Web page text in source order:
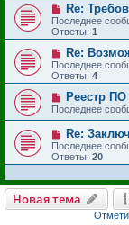
Re:
Последнее
Ответы: 1
Re:
Последнее
Ответы: 4
Реестр
Последнее
Re:
Последнее
Ответы: 20
Новая тема